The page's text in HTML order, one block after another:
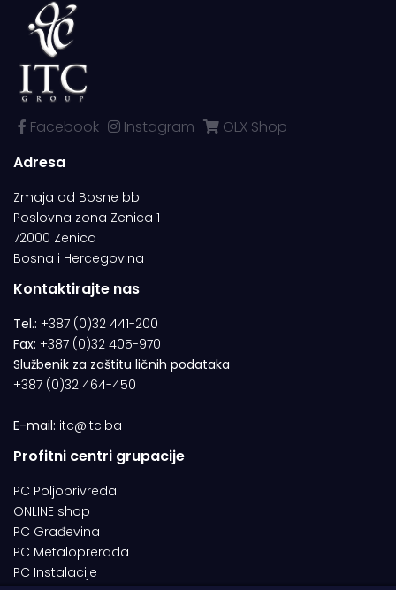
Facebook Instagram
OLX Shop
Adresa
Zmaja od Bosne bb
Poslovna zona Zenica 1
72000 Zenica
Bosna i Hercegovina
Kontaktirajte nas
Tel.: +387 (0)32 441-200
Fax: +387 (0)32 405-970
Službenik za zaštitu ličnih podataka
+387 (0)32 464-450
E-mail: itc@itc.ba
Profitni centri grupacije
PC Poljoprivreda
ONLINE shop
PC Građevina
PC Metaloprerada
PC Instalacije